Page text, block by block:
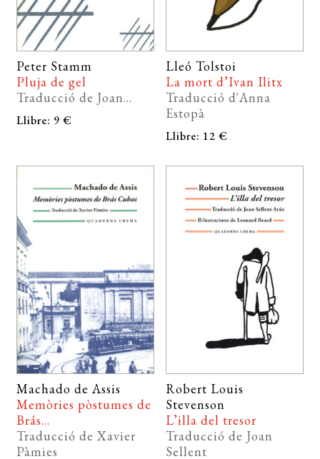
Peter Stamm
Pluja de gel
Traducció de Joan...
Llibre: 9 €
Lleó Tolstoi
La mort d’Ivan Ilitx
Traducció d'Anna
Estopà
Llibre: 12 €
Machado de Assis
Memòries pòstumes de
Brás...
Traducció de Xavier
Pàmies
Robert Louis
Stevenson
L’illa del tresor
Traducció de Joan
Sellent